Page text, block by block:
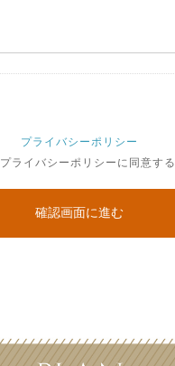
プライバシーポリシー
プライバシーポリシーに同意する
確認画面に進む